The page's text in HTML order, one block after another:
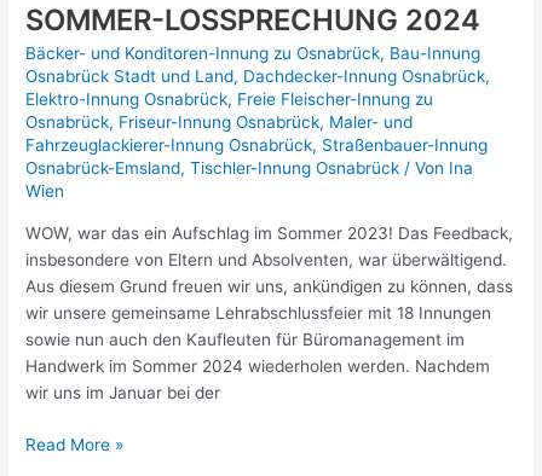
SOMMER-LOSSPRECHUNG 2024
Bäcker- und Konditoren-Innung zu Osnabrück, Bau-Innung
Osnabrück Stadt und Land, Dachdecker-Innung Osnabrück,
Elektro-Innung Osnabrück, Freie Fleischer-Innung zu
Osnabrück, Friseur-Innung Osnabrück, Maler- und
Fahrzeuglackierer-Innung Osnabrück, Straßenbauer-Innung
Osnabrück-Emsland,Tischler-Innung Osnabrück / Von Ina
Wien
WOW, war das ein Aufschlag im Sommer 2023! Das Feedback,
insbesondere von Eltern und Absolventen, war überwältigend.
Aus diesem Grund freuen wir uns, ankündigen zu können, dass
wir unsere gemeinsame Lehrabschlussfeier mit 18 Innungen
sowie nun auch den Kaufleuten für Büromanagement im
Handwerk im Sommer 2024 wiederholen werden. Nachdem
wir uns im Januar bei der
Read More »